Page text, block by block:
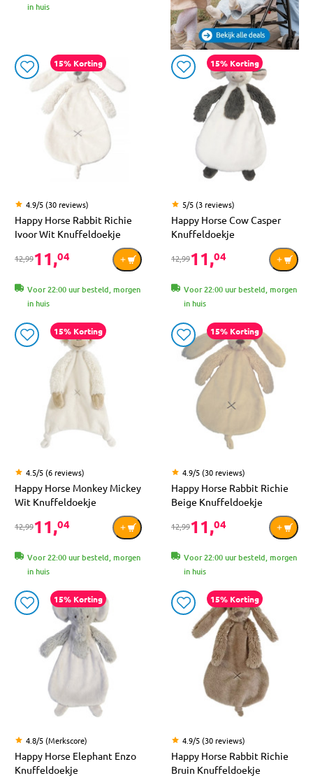
in huis
15% Korting
4.9/5 (30 reviews)
Happy Horse Rabbit Richie
Ivoor Wit Knuffeldoekje
12,9911,04
Voor 22:00 uur besteld, morgen
in huis
15% Korting
5/5 (3 reviews)
Happy Horse Cow Casper
Knuffeldoekje
12,9911,04
Voor 22:00 uur besteld, morgen
in huis
15% Korting
4.5/5 (6 reviews)
Happy Horse Monkey Mickey
Wit Knuffeldoekje
12,9911,04
Voor 22:00 uur besteld, morgen
in huis
15% Korting
4.9/5 (30 reviews)
Happy Horse Rabbit Richie
Beige Knuffeldoekje
12,9911,04
Voor 22:00 uur besteld, morgen
in huis
15% Korting
4.8/5 (Merkscore)
Happy Horse Elephant Enzo
Knuffeldoekje
15% Korting
4.9/5 (30 reviews)
Happy Horse Rabbit Richie
Bruin Knuffeldoekje